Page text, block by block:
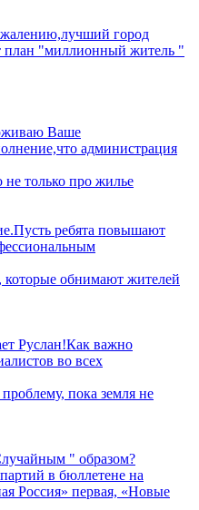
город
план "миллионный житель "
Ваше
администрация
не только про жилье
ребята повышают
которые обнимают жителей
Руслан!Как важно
во всех
пока земля не
" образом?
в бюллетене на
Россия» первая, «Новые